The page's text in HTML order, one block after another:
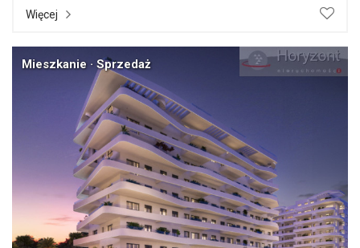
Więcej
Mieszkanie · Sprzedaż